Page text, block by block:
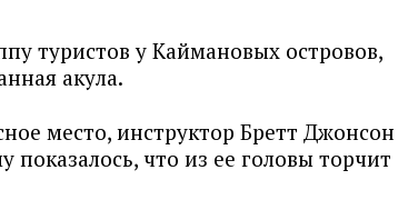
туристов у Каймановых островов,
акула.
место, инструктор Бретт Джонсон
показалось, что из ее головы торчит